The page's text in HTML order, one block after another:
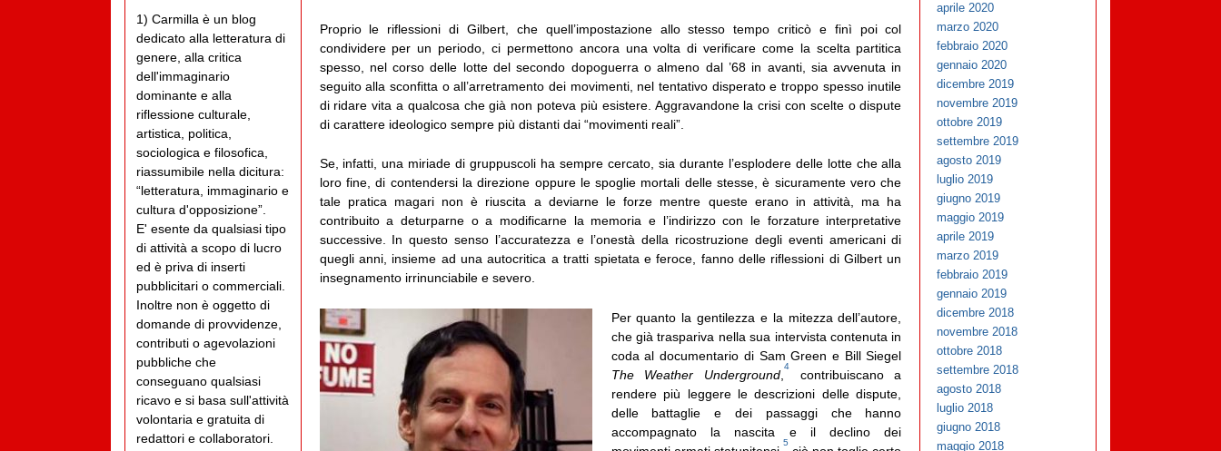
Proprio le riflessioni di Gilbert, che quell’impostazione allo stesso tempo criticò e finì poi col
condividere per un periodo, ci permettono ancora una volta di verificare come la scelta partitica
spesso, nel corso delle lotte del secondo dopoguerra o almeno dal ’68 in avanti, sia avvenuta in
seguito alla sconfitta o all’arretramento dei movimenti, nel tentativo disperato e troppo spesso inutile
di ridare vita a qualcosa che già non poteva più esistere. Aggravandone la crisi con scelte o dispute
di carattere ideologico sempre più distanti dai “movimenti reali”.
Se, infatti, una miriade di gruppuscoli ha sempre cercato, sia durante l’esplodere delle lotte che alla
loro fine, di contendersi la direzione oppure le spoglie mortali delle stesse, è sicuramente vero che
tale pratica magari non è riuscita a deviarne le forze mentre queste erano in attività, ma ha
contribuito a deturparne o a modificarne la memoria e l’indirizzo con le forzature interpretative
successive. In questo senso l’accuratezza e l’onestà della ricostruzione degli eventi americani di
quegli anni, insieme ad una autocritica a tratti spietata e feroce, fanno delle riflessioni di Gilbert un
insegnamento irrinunciabile e severo.
Per quanto la gentilezza e la mitezza dell’autore,
che già traspariva nella sua intervista contenuta in
coda al documentario di Sam Green e Bill Siegel
The Weather Underground
4
contribuiscano a
rendere più leggere le descrizioni delle dispute,
delle battaglie e dei passaggi che hanno
accompagnato la nascita e il declino dei
5
1) Carmilla è un blog
dedicato alla letteratura di
genere, alla critica
dell'immaginario
dominante e alla
riflessione culturale,
artistica, politica,
sociologica e filosofica,
riassumibile nella dicitura:
“letteratura, immaginario e
cultura d'opposizione”.
E' esente da qualsiasi tipo
di attività a scopo di lucro
ed è priva di inserti
pubblicitari o commerciali.
Inoltre non è oggetto di
domande di provvidenze,
contributi o agevolazioni
pubbliche che
conseguano qualsiasi
ricavo e si basa sull'attività
volontaria e gratuita di
redattori e collaboratori.
aprile 2020
marzo 2020
febbraio 2020
gennaio 2020
dicembre 2019
novembre 2019
ottobre 2019
settembre 2019
agosto 2019
luglio 2019
giugno 2019
maggio 2019
aprile 2019
marzo 2019
febbraio 2019
gennaio 2019
dicembre 2018
novembre 2018
ottobre 2018
settembre 2018
agosto 2018
luglio 2018
giugno 2018
maggio 2018